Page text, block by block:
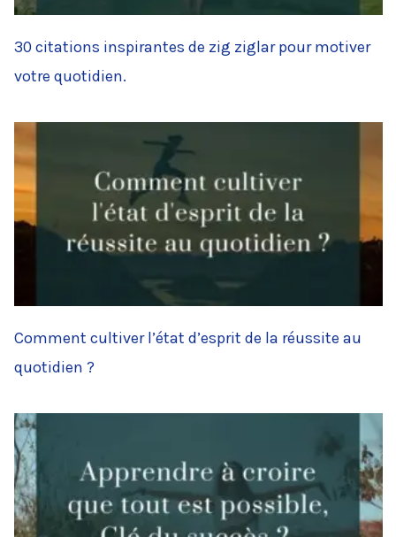
30 citations inspirantes de zig ziglar pour motiver
votre quotidien.
Comment cultiver l’état d’esprit de la réussite au
quotidien ?